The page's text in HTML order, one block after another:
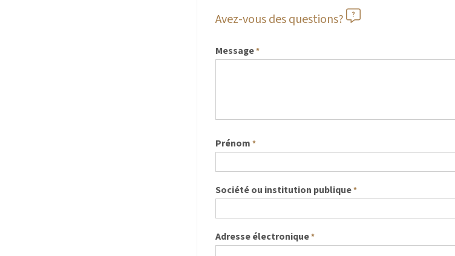
Avez-vous des questions?
Message*
Prénom *
Société ou institution publique*
Adresse électronique*